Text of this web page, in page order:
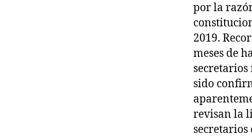
por la
2019.
meses de
sido
revisan la
secretarios